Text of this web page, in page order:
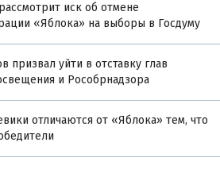
иск об отмене
«Яблока» на выборы в Госдуму
призвал уйти в отставку глав
и Рособрнадзора
отличаются от «Яблока» тем, что